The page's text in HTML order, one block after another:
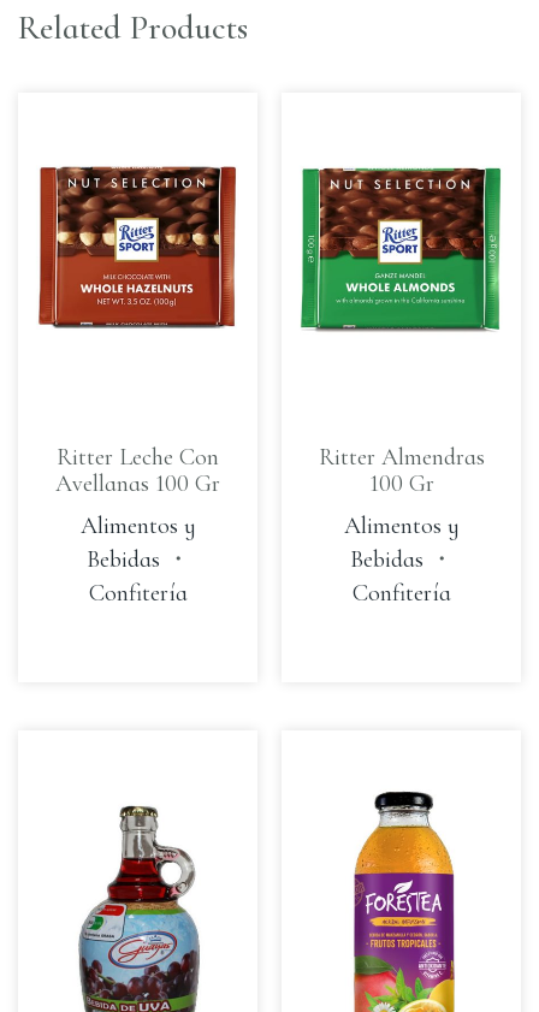
Related Products
Ritter Leche Con
Avellanas 100 Gr
Alimentos y
Bebidas ・
Confitería
Ritter Almendras
100 Gr
Alimentos y
Bebidas ・
Confitería